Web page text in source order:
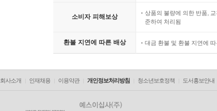
소비자 피해보상
상품의 불량에 의한 반품,
준하여 처리됨
환불 지연에 따른 배상 대금 환불 및 환불 지연에
회사소개 인재채용 이용약관 개인정보처리방침 청소년보호정책 도서홍보안내